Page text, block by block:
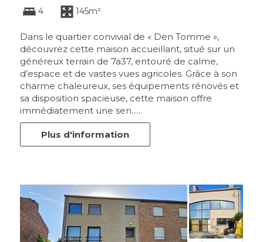
4 145m²
Dans le quartier convivial de « Den Tomme »,
découvrez cette maison accueillant, situé sur un
généreux terrain de 7a37, entouré de calme,
d’espace et de vastes vues agricoles. Grâce à son
charme chaleureux, ses équipements rénovés et
sa disposition spacieuse, cette maison offre
immédiatement une sen......
Plus d'information